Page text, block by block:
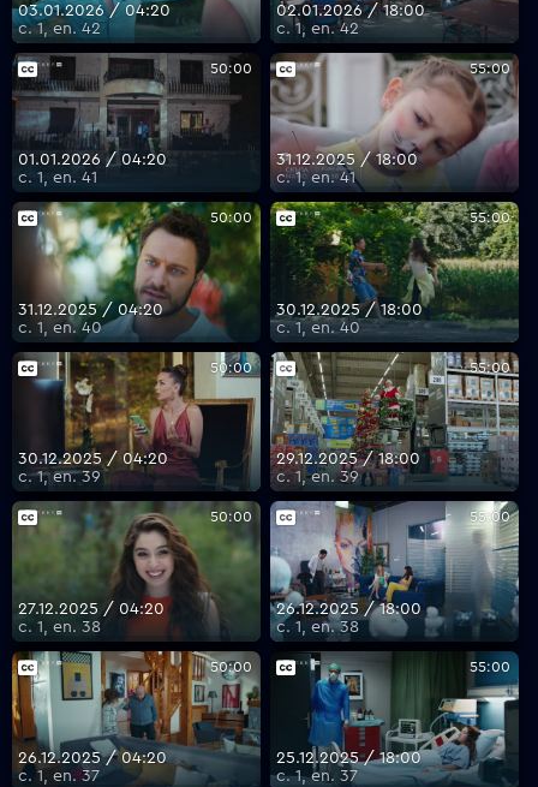
VOYO
03.01.2026 / 04:20
с. 1, еп. 42
02.01.2026 / 18:00
с. 1, еп. 42
50:00
01.01.2026 / 04:20
с. 1, еп. 41
55:00
31.12.2025 / 18:00
с. 1, еп. 41
50:00
31.12.2025 / 04:20
с. 1, еп. 40
55:00
30.12.2025 / 18:00
с. 1, еп. 40
50:00
30.12.2025 / 04:20
с. 1, еп. 39
55:00
29.12.2025 / 18:00
с. 1, еп. 39
50:00
27.12.2025 / 04:20
с. 1, еп. 38
55:00
26.12.2025 / 18:00
с. 1, еп. 38
50:00
26.12.2025 / 04:20
с. 1, еп. 37
55:00
25.12.2025 / 18:00
с. 1, еп. 37